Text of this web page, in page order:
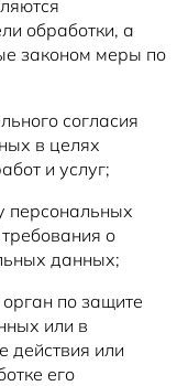
обработки, а
законом меры по
согласия
в целях
и услуг;
персональных
о
данных;
по защите
или в
действия или
его